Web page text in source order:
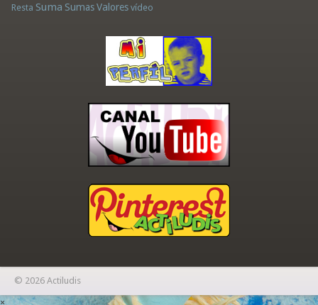
Resta Suma Sumas Valores vídeo
© 2026 Actiludis
×